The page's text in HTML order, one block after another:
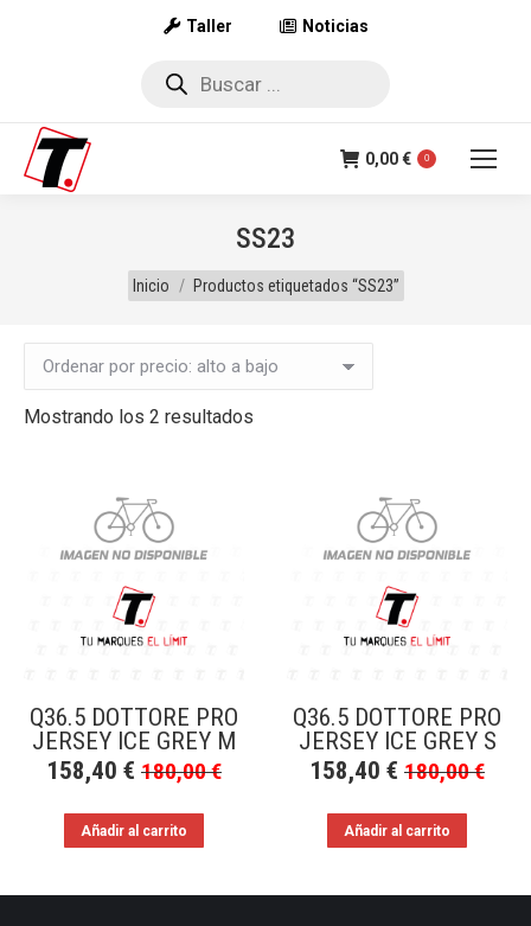
Taller Noticias
Búsqueda
0,00€ 0
SS23
Estás aquí:
Inicio Productos etiquetados “SS23”
Mostrando los 2 resultados
Q36.5 DOTTORE PRO
JERSEY ICE GREY M
158,40 € 180,00€
Añadir al carrito
Q36.5 DOTTORE PRO
JERSEY ICE GREY S
158,40 € 180,00€
Añadir al carrito